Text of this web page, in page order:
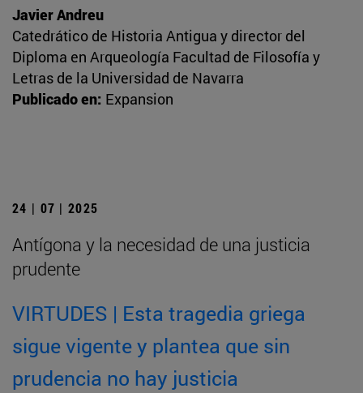
Javier Andreu
Catedrático de Historia Antigua y director del
Diploma en Arqueología Facultad de Filosofía y
Letras de la Universidad de Navarra
Publicado en: Expansion
24 | 07 | 2025
Antígona y la necesidad de una justicia
prudente
VIRTUDES | Esta tragedia griega
sigue vigente y plantea que sin
prudencia no hay justicia